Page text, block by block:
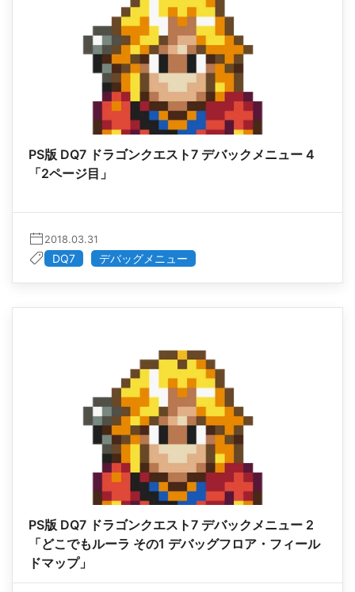
PS版 DQ7 ドラゴンクエスト7 デバックメニュー 4
「2ページ目」
2018.03.31
DQ7 デバッグメニュー
PS版 DQ7 ドラゴンクエスト7 デバックメニュー 2
「どこでもルーラ その1 デバッグフロア・フィール
ドマップ」